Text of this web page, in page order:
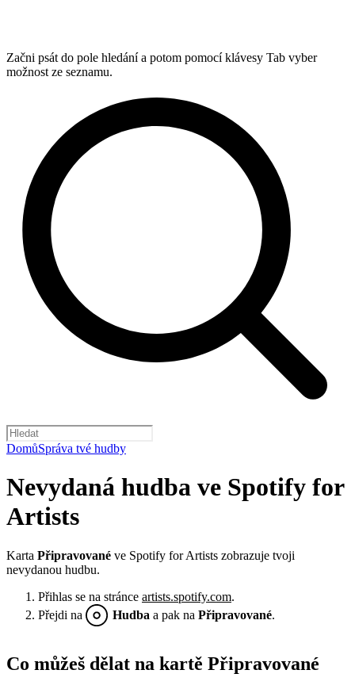
Začni psát do pole hledání a potom pomocí klávesy Tab vyber
možnost ze seznamu.
DomůSpráva tvé hudby
Nevydaná hudba ve Spotify for
Artists
Karta Připravované ve Spotify for Artists zobrazuje tvoji
nevydanou hudbu.
Přihlas se na stránce artists.spotify.com.
Přejdi na
Hudba a pak na Připravované.
Co můžeš dělat na kartě Připravované